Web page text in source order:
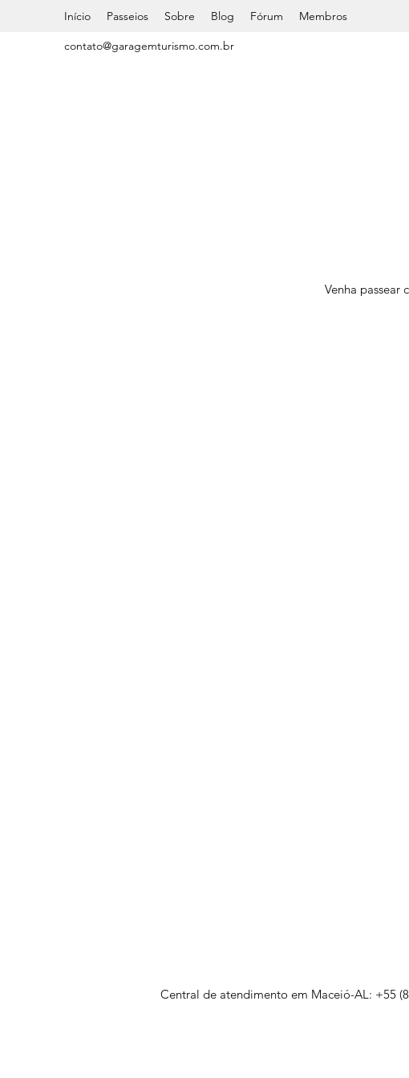
Início Passeios Sobre Blog Fórum Membros
contato@garagemturismo.com.br
Venha passear
Central de atendimento em Maceió-AL: +55